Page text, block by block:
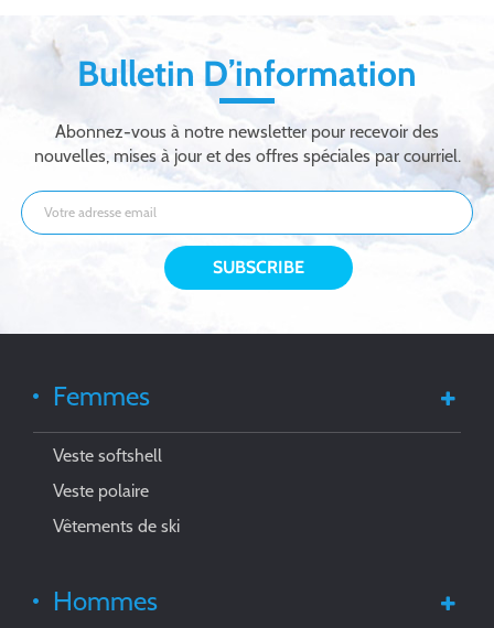
Bulletin D’information
Abonnez-vous à notre newsletter pour recevoir des
nouvelles, mises à jour et des offres spéciales par courriel.
Femmes
Veste softshell
Veste polaire
Vêtements de ski
Hommes